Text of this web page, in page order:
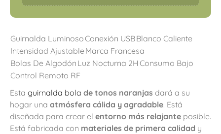
Guirnalda LuminosoConexión USBBlanco Caliente
Intensidad Ajustable Marca Francesa
Bolas De Algodón Luz Nocturna 2H Consumo Bajo
Control Remoto RF
Esta guirnalda bola de tonos naranjas dará a su
hogar una atmósfera cálida y agradable. Está
diseñada para crear el entorno más relajante posible.
Está fabricada con materiales de primera calidad y